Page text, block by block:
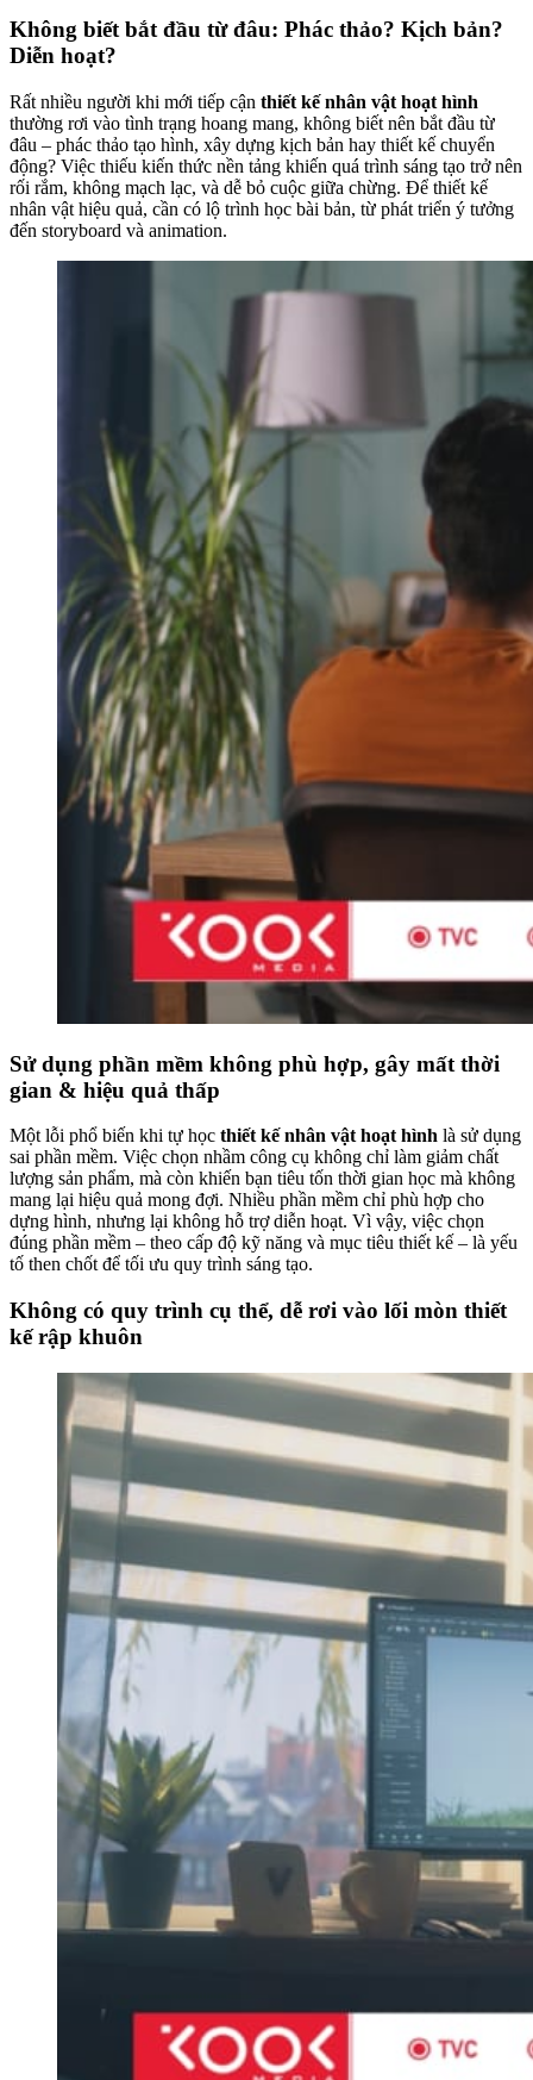
Không biết bắt đầu từ đâu: Phác thảo? Kịch bản?
Diễn hoạt?
Rất nhiều người khi mới tiếp cận thiết kế nhân vật hoạt hình
thường rơi vào tình trạng hoang mang, không biết nên bắt đầu từ
đâu – phác thảo tạo hình, xây dựng kịch bản hay thiết kế chuyển
động? Việc thiếu kiến thức nền tảng khiến quá trình sáng tạo trở nên
rối rắm, không mạch lạc, và dễ bỏ cuộc giữa chừng. Để thiết kế
nhân vật hiệu quả, cần có lộ trình học bài bản, từ phát triển ý tưởng
đến storyboard và animation.
Sử dụng phần mềm không phù hợp, gây mất thời
gian & hiệu quả thấp
Một lỗi phổ biến khi tự học thiết kế nhân vật hoạt hình là sử dụng
sai phần mềm. Việc chọn nhầm công cụ không chỉ làm giảm chất
lượng sản phẩm, mà còn khiến bạn tiêu tốn thời gian học mà không
mang lại hiệu quả mong đợi. Nhiều phần mềm chỉ phù hợp cho
dựng hình, nhưng lại không hỗ trợ diễn hoạt. Vì vậy, việc chọn
đúng phần mềm – theo cấp độ kỹ năng và mục tiêu thiết kế – là yếu
tố then chốt để tối ưu quy trình sáng tạo.
Không có quy trình cụ thể, dễ rơi vào lối mòn thiết
kế rập khuôn